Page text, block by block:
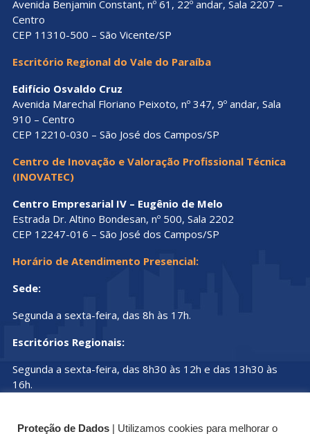
Avenida Benjamin Constant, nº 61, 22º andar, Sala 2207 –
Centro
CEP 11310-500 – São Vicente/SP
Escritório Regional do Vale do Paraíba
Edifício Osvaldo Cruz
Avenida Marechal Floriano Peixoto, nº 347, 9º andar, Sala
910 – Centro
CEP 12210-030 – São José dos Campos/SP
Centro de Inovação e Valoração Profissional Técnica
(INOVATEC)
Centro Empresarial IV – Eugênio de Melo
Estrada Dr. Altino Bondesan, nº 500, Sala 2202
CEP 12247-016 – São José dos Campos/SP
Horário de Atendimento Presencial:
Sede:
Segunda a sexta-feira, das 8h às 17h.
Escritórios Regionais:
Segunda a sexta-feira, das 8h30 às 12h e das 13h30 às
16h.
Proteção de Dados | Utilizamos cookies para melhorar o